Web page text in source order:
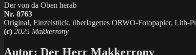
Der von da Oben herab
Nr. 8763
Original, Einzelstück, überlagertes ORWO-Fotopapier, Lith-
(c) 2025 Makkerrony
Autor: Der Herr Makkerrony